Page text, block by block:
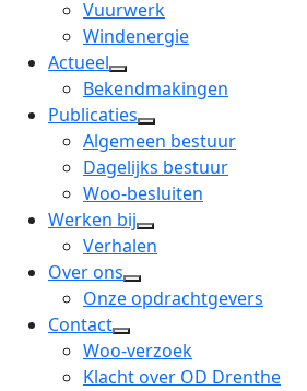
Vuurwerk
Windenergie
Actueel
open
dropdown
menu
Bekendmakingen
Publicaties
open
dropdown
menu
Algemeen bestuur
Dagelijks bestuur
Woo-besluiten
Werken bij
open
menu
Verhalen
Over ons
open
dropdown
menu
Onze opdrachtgevers
Contact
open
dropdown
Woo-verzoek
Klacht over OD Drenthe